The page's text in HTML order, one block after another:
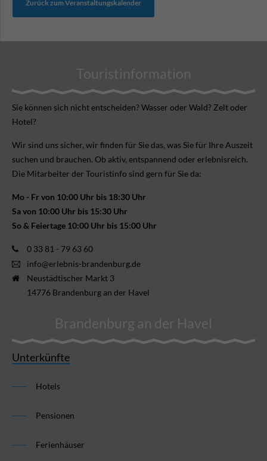
Zurück zum Veranstaltungskalender
Touristinformation
Sie können sich nicht ent­scheiden? Wasser oder Wald? Zelt oder
Hotel?
Wir sind uns sicher, wir finden für Sie das, was Sie für Ihre Aus­zeit
suchen und brauchen. Ob aktiv, ent­spannend oder erlebnis­reich.
Die Mitarbeiter der Touristinfo sind gern für Sie da:
Mo - Fr von 10:00 Uhr bis 18:30 Uhr
Sa von 10:00 Uhr bis 15:30 Uhr
So & Feiertage 10:00 Uhr bis 15:00 Uhr
0 33 81 - 79 63 60
info@erlebnis-brandenburg.de
Neustädtischer Markt 3
14776 Brandenburg an der Havel
Brandenburg an der Havel
Unterkünfte
Hotels
Pensionen
Ferienhäuser